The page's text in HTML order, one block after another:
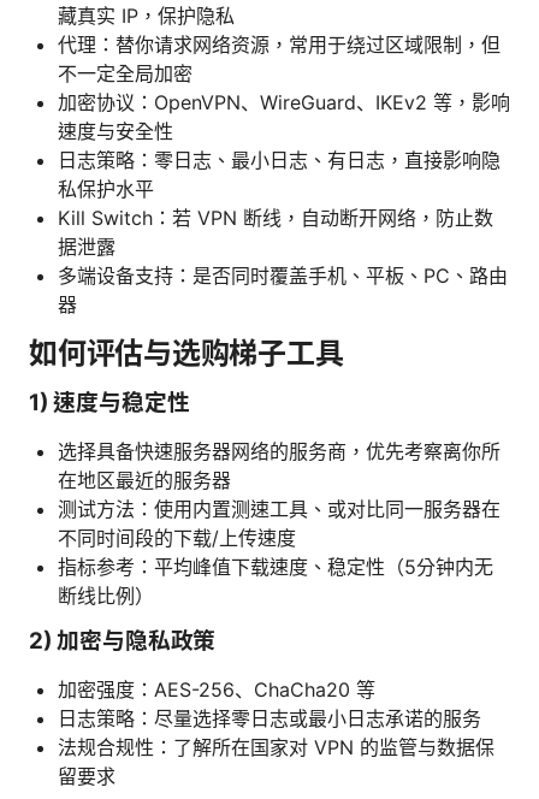
藏真实 IP，保护隐私
代理：替你请求网络资源，常用于绕过区域限制，但
不一定全局加密
加密协议：OpenVPN、WireGuard、IKEv2 等，影响
速度与安全性
日志策略：零日志、最小日志、有日志，直接影响隐
私保护水平
Kill Switch：若 VPN 断线，自动断开网络，防止数
据泄露
多端设备支持：是否同时覆盖手机、平板、PC、路由
器
如何评估与选购梯子工具
1) 速度与稳定性
选择具备快速服务器网络的服务商，优先考察离你所
在地区最近的服务器
测试方法：使用内置测速工具、或对比同一服务器在
不同时间段的下载/上传速度
指标参考：平均峰值下载速度、稳定性（5分钟内无
断线比例）
2) 加密与隐私政策
加密强度：AES-256、ChaCha20 等
日志策略：尽量选择零日志或最小日志承诺的服务
法规合规性：了解所在国家对 VPN 的监管与数据保
留要求